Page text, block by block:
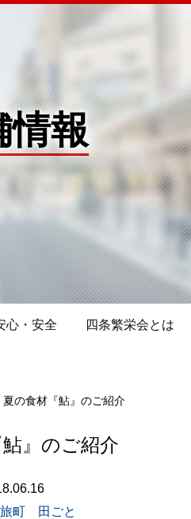
情報
心・安全 四条繁栄会とは
夏の食材『鮎』のご紹介
』のご紹介
町 田ごと